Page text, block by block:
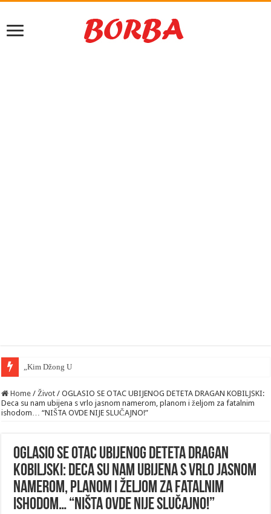
„Kim Džong Unovi lavovi“ doveli Kijev, na
Home / Život / OGLASIO SE OTAC UBIJENOG DETETA DRAGAN KOBILJSKI:
Deca su nam ubijena s vrlo jasnom namerom, planom i željom za fatalnim
ishodom… “NIŠTA OVDE NIJE SLUČAJNO!”
OGLASIO SE OTAC UBIJENOG DETETA DRAGAN
KOBILJSKI: Deca su nam ubijena s vrlo jasnom
namerom, planom i željom za fatalnim
ishodom… “NIŠTA OVDE NIJE SLUČAJNO!”